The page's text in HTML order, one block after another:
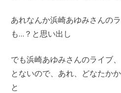
あれなんか浜崎あゆみさんの
も…？と思い出し
でも浜崎あゆみさんのライブ
とないので、あれ、どなたか
と